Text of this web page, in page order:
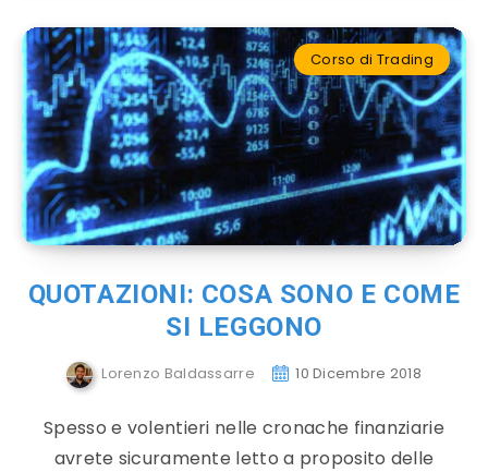
Corso di Trading
QUOTAZIONI: COSA SONO E COME
SI LEGGONO
Lorenzo Baldassarre 10 Dicembre 2018
Spesso e volentieri nelle cronache finanziarie
avrete sicuramente letto a proposito delle